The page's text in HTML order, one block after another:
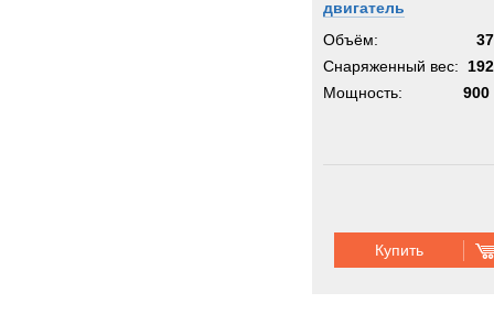
двигатель
Объём:
Снаряженный вес:
Мощность:
900
Купить